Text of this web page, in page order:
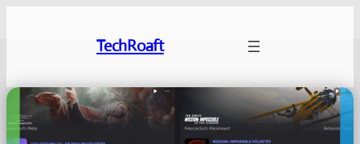
TechRoaft